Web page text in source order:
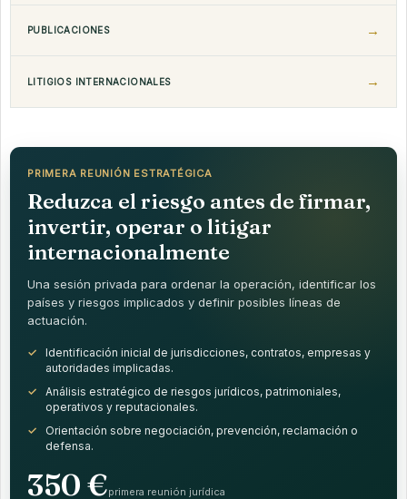
PUBLICACIONES
LITIGIOS INTERNACIONALES
PRIMERA REUNIÓN ESTRATÉGICA
Reduzca el riesgo antes de firmar,
invertir, operar o litigar
internacionalmente
Una sesión privada para ordenar la operación, identificar los
países y riesgos implicados y definir posibles líneas de
actuación.
Identificación inicial de jurisdicciones, contratos, empresas y
autoridades implicadas.
Análisis estratégico de riesgos jurídicos, patrimoniales,
operativos y reputacionales.
Orientación sobre negociación, prevención, reclamación o
defensa.
350 €primera reunión jurídica